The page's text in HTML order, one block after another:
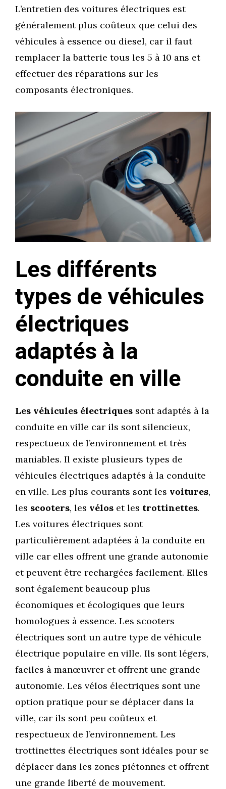
L’entretien des voitures électriques est
généralement plus coûteux que celui des
véhicules à essence ou diesel, car il faut
remplacer la batterie tous les 5 à 10 ans et
effectuer des réparations sur les
composants électroniques.
Les différents
types de véhicules
électriques
adaptés à la
conduite en ville
Les véhicules électriques sont adaptés à la
conduite en ville car ils sont silencieux,
respectueux de l’environnement et très
maniables. Il existe plusieurs types de
véhicules électriques adaptés à la conduite
en ville. Les plus courants sont les voitures,
les scooters, les vélos et les trottinettes.
Les voitures électriques sont
particulièrement adaptées à la conduite en
ville car elles offrent une grande autonomie
et peuvent être rechargées facilement. Elles
sont également beaucoup plus
économiques et écologiques que leurs
homologues à essence. Les scooters
électriques sont un autre type de véhicule
électrique populaire en ville. Ils sont légers,
faciles à manœuvrer et offrent une grande
autonomie. Les vélos électriques sont une
option pratique pour se déplacer dans la
ville, car ils sont peu coûteux et
respectueux de l’environnement. Les
trottinettes électriques sont idéales pour se
déplacer dans les zones piétonnes et offrent
une grande liberté de mouvement.